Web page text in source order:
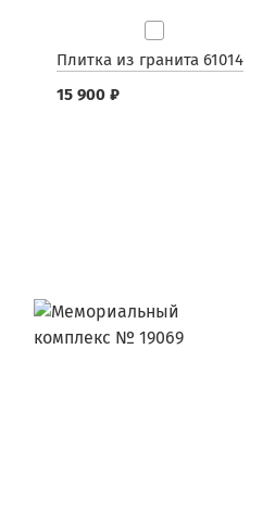
Плитка из гранита 61014
15 900 ₽